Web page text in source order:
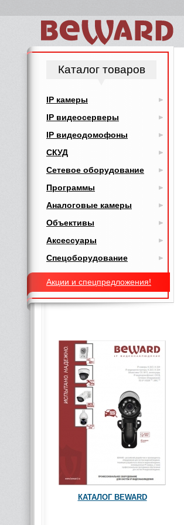
Каталог товаров
IP камеры
IP видеосерверы
IP видеодомофоны
СКУД
Сетевое оборудование
Программы
Аналоговые камеры
Объективы
Аксессуары
Спецоборудование
Акции и спецпредложения!
КАТАЛОГ BEWARD